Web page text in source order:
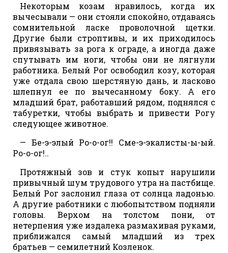
Некоторым козам нравилось, когда их
вычесывали — они стояли спокойно, отдаваясь
сомнительной ласке проволочной щетки.
Другие были строптивы, и их приходилось
привязывать за рога к ограде, а иногда даже
спутывать им ноги, чтобы они не лягнули
работника. Белый Рог освободил козу, которая
уже отдала свою шерстяную дань, и ласково
шлепнул ее по вычесанному боку. А его
младший брат, работавший рядом, поднялся с
табуретки, чтобы выбрать и привести Рогу
следующее животное.
— Бе-э-элый Ро-о-ог!! Сме-э-экалисты-ы-ый.
Ро-о-ог!..
Протяжный зов и стук копыт нарушили
привычный шум трудового утра на пастбище.
Белый Рог заслонил глаза от солнца ладонью.
А другие работники с любопытством подняли
головы. Верхом на толстом пони, от
нетерпения уже издалека размахивая руками,
приближался самый младший из трех
братьев — семилетний Козленок.